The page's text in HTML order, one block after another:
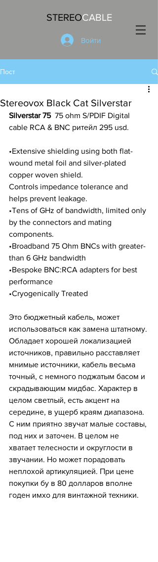
STEREOCABLE
Войти
Пост
Stereovox Black Cat Silverstar
Silverstar 75 75 ohm S/PDIF Digital
cable RCA & BNC ритейл 295 usd.
•Extensive shielding using both flat-
wound metal foil and silver-plated
copper woven shield.
Controls impedance tolerance and
helps prevent leakage.
•Tens of GHz of bandwidth, limited only
by the connectors and mating
components.
•Broadband 75 Ohm BNCs with greater-
than 6 GHz bandwidth
•Bespoke BNC:RCA adapters for best
performance
•Cryogenically Treated
Это бюджетный кабель, может
использоваться как замена штатному.
Обладает хорошей локализацией
источников, правильно расставляет
мнимые источники, кабель весьма
точный, с немного поджатым басом и
скрадывающим мидбас. Характер в
целом светлый, есть акцент на
середине, в ущерб краям диапазона.
С ним приятно звучат малые составы,
под них и заточен. В целом не
хватает телесности и округлости в
звучании. Но может порадовать
неплохой артикуляцией. При цене
покупки бу в 80 долларов вполне
годен имхо для винтажной техники.